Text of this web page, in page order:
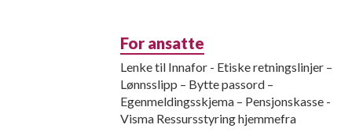
For ansatte
Lenke til Innafor - Etiske retningslinjer –
Lønnsslipp – Bytte passord –
Egenmeldingsskjema – Pensjonskasse -
Visma Ressursstyring hjemmefra